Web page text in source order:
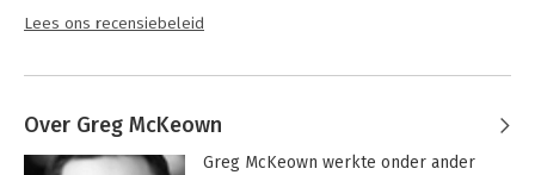
Lees ons recensiebeleid
Over Greg McKeown
Greg McKeown werkte onder ander